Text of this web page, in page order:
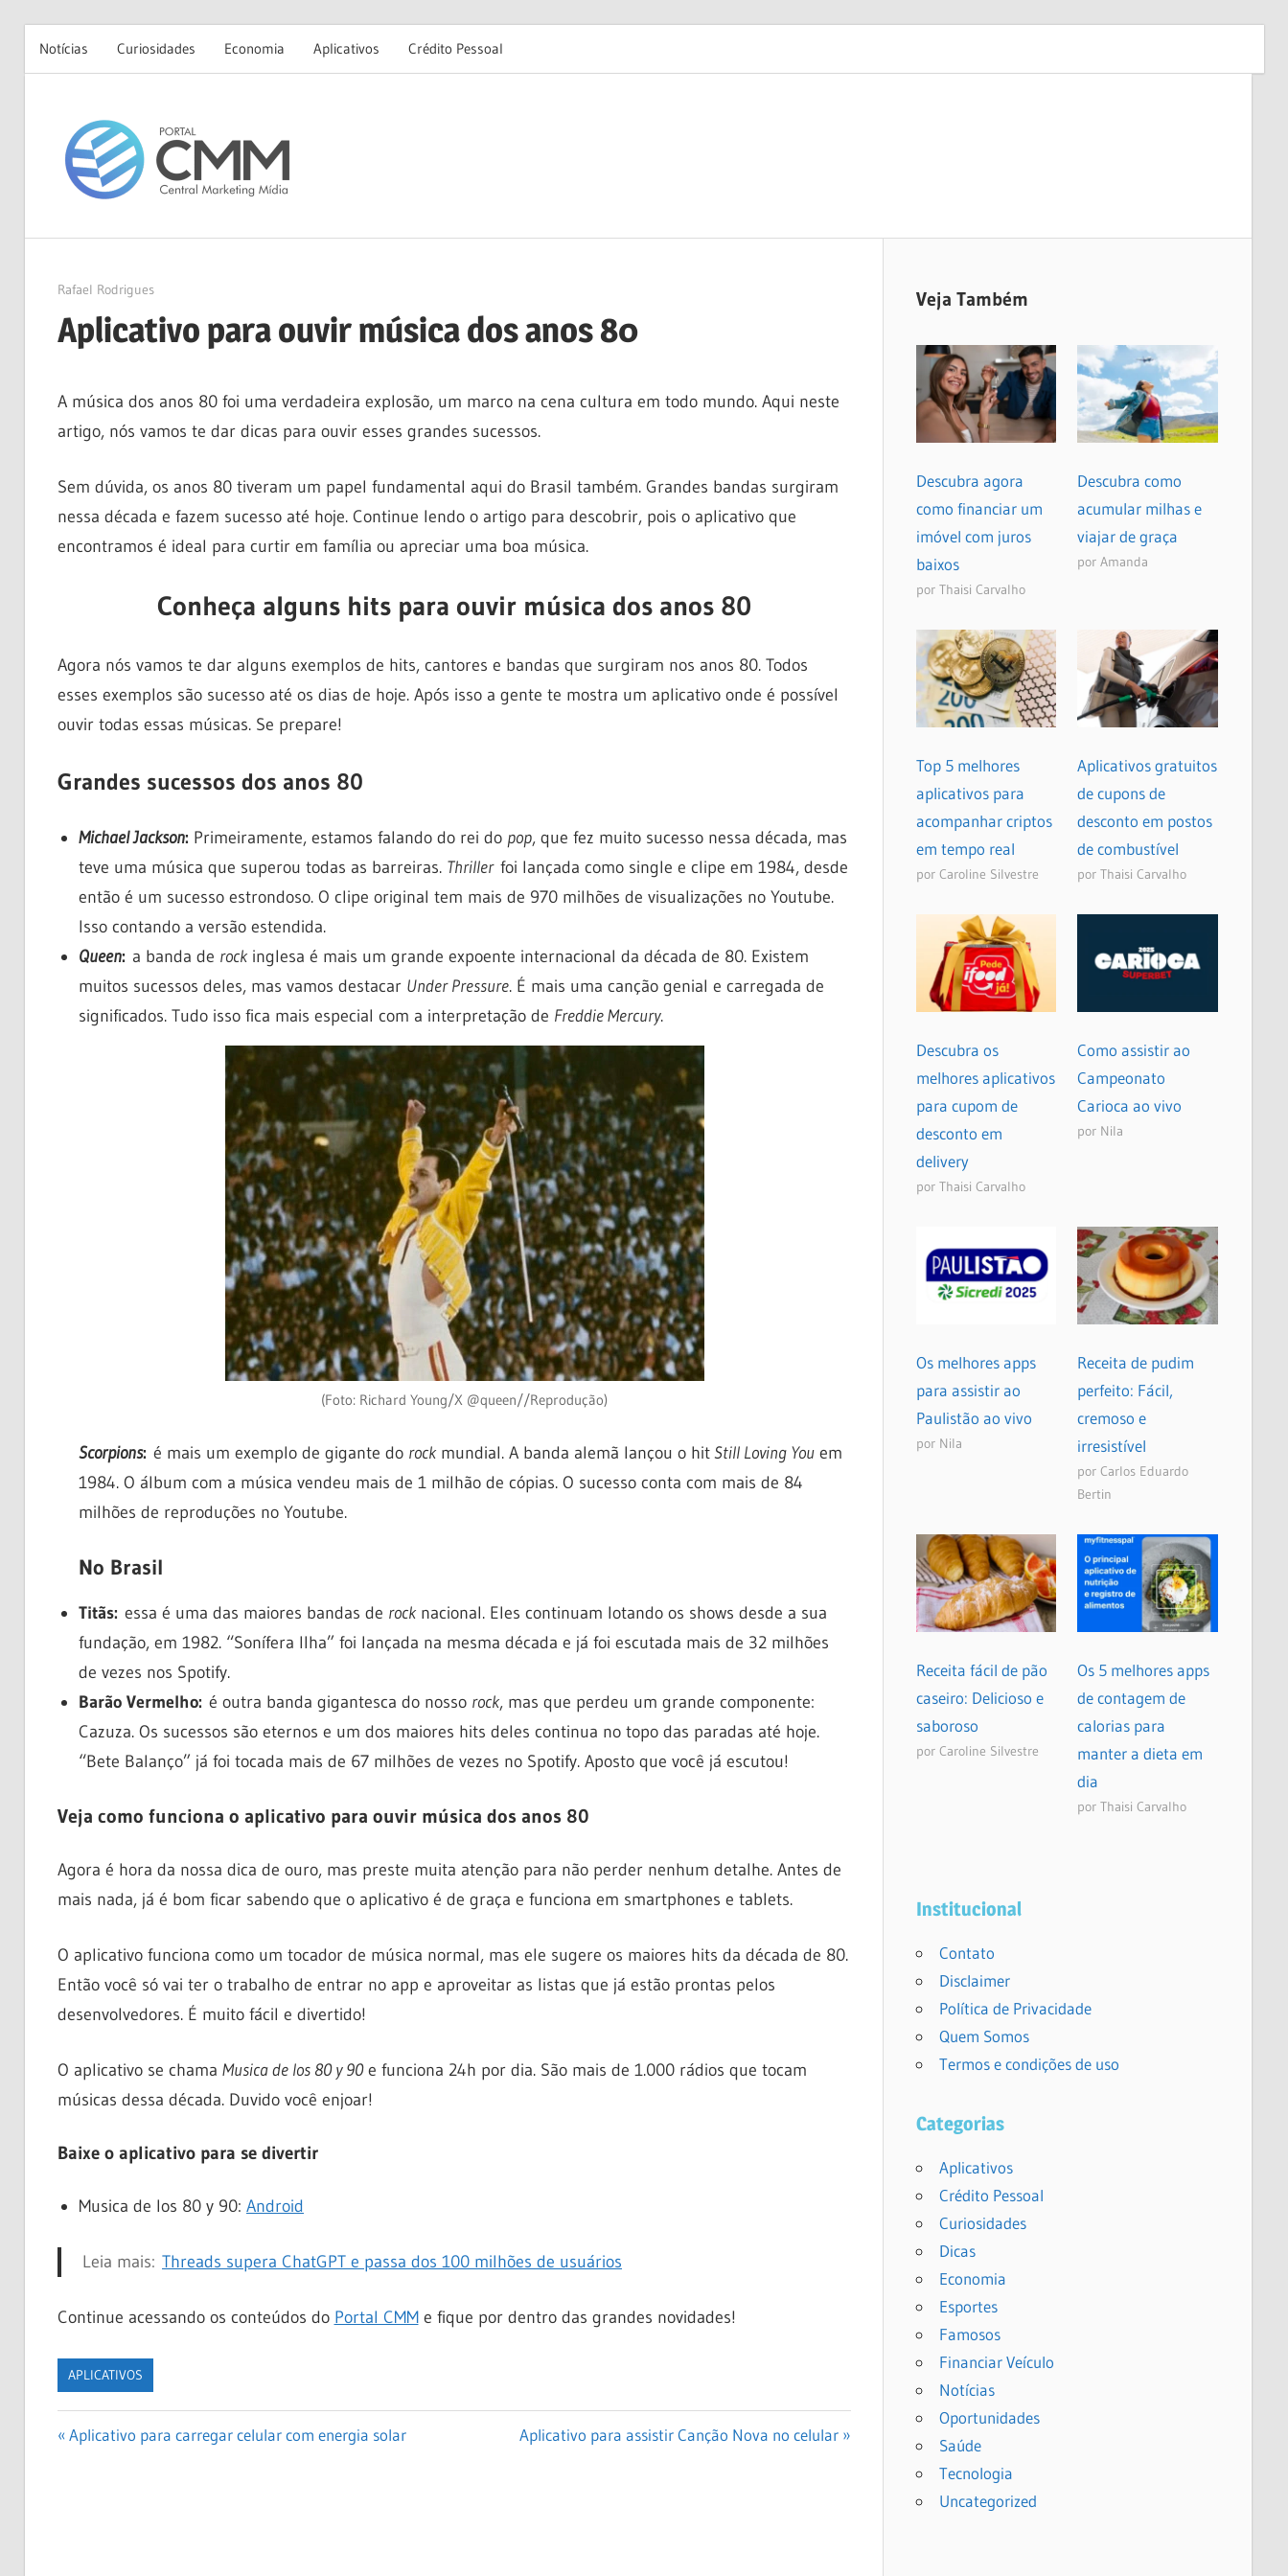
Notícias Curiosidades Economia Aplicativos Crédito Pessoal
content
03/04/2024
Rafael Rodrigues
Aplicativo para ouvir música dos anos 80
A música dos anos 80 foi uma verdadeira explosão, um marco na cena cultura em todo mundo. Aqui neste
artigo, nós vamos te dar dicas para ouvir esses grandes sucessos.
Sem dúvida, os anos 80 tiveram um papel fundamental aqui do Brasil também. Grandes bandas surgiram
nessa década e fazem sucesso até hoje. Continue lendo o artigo para descobrir, pois o aplicativo que
encontramos é ideal para curtir em família ou apreciar uma boa música.
Conheça alguns hits para ouvir música dos anos 80
Agora nós vamos te dar alguns exemplos de hits, cantores e bandas que surgiram nos anos 80. Todos
esses exemplos são sucesso até os dias de hoje. Após isso a gente te mostra um aplicativo onde é possível
ouvir todas essas músicas. Se prepare!
Grandes sucessos dos anos 80
Michael Jackson: Primeiramente, estamos falando do rei do pop, que fez muito sucesso nessa década, mas
teve uma música que superou todas as barreiras. Thrillerfoi lançada como single e clipe em 1984, desde
então é um sucesso estrondoso. O clipe original tem mais de 970 milhões de visualizações no Youtube.
Isso contando a versão estendida.
Queen: a banda de rockinglesa é mais um grande expoente internacional da década de 80. Existem
muitos sucessos deles, mas vamos destacar Under Pressure. É mais uma canção genial e carregada de
significados. Tudo isso fica mais especial com a interpretação de Freddie Mercury.
(Foto: Richard Young/X @queen//Reprodução)
Scorpions: é mais um exemplo de gigante do rockmundial. A banda alemã lançou o hitStill Loving You em
1984. O álbum com a música vendeu mais de 1 milhão de cópias. O sucesso conta com mais de 84
milhões de reproduções no Youtube.
No Brasil
Titãs: essa é uma das maiores bandas de rocknacional. Eles continuam lotando os shows desde a sua
fundação, em 1982. “Sonífera Ilha” foi lançada na mesma década e já foi escutada mais de 32 milhões
de vezes nos Spotify.
Barão Vermelho: é outra banda gigantesca do nosso rock, mas que perdeu um grande componente:
Cazuza. Os sucessos são eternos e um dos maiores hits deles continua no topo das paradas até hoje.
“Bete Balanço” já foi tocada mais de 67 milhões de vezes no Spotify. Aposto que você já escutou!
Veja como funciona o aplicativo para ouvir música dos anos 80
Agora é hora da nossa dica de ouro, mas preste muita atenção para não perder nenhum detalhe. Antes de
mais nada, já é bom ficar sabendo que o aplicativo é de graça e funciona em smartphones e tablets.
O aplicativo funciona como um tocador de música normal, mas ele sugere os maiores hits da década de 80.
Então você só vai ter o trabalho de entrar no app e aproveitar as listas que já estão prontas pelos
desenvolvedores. É muito fácil e divertido!
O aplicativo se chama Musica de los 80 y 90e funciona 24h por dia. São mais de 1.000 rádios que tocam
músicas dessa década. Duvido você enjoar!
Baixe o aplicativo para se divertir
Musica de los 80 y 90: Android
Leia mais: Threads supera ChatGPT e passa dos 100 milhões de usuários
Continue acessando os conteúdos do Portal CMMe fique por dentro das grandes novidades!
APLICATIVOS
Navegação
Previous
Aplicativo para carregar celular com energia solar
Next
Aplicativo para assistir Canção Nova no celular
Veja Também
Descubra agora
como financiar um
imóvel com juros
baixos
por Thaisi Carvalho
Descubra como
acumular milhas e
viajar de graça
por Amanda
Top 5 melhores
aplicativos para
acompanhar criptos
em tempo real
por Caroline Silvestre
Aplicativos gratuitos
de cupons de
desconto em postos
de combustível
por Thaisi Carvalho
Descubra os
melhores aplicativos
para cupom de
desconto em
delivery
por Thaisi Carvalho
Como assistir ao
Campeonato
Carioca ao vivo
por Nila
Os melhores apps
para assistir ao
Paulistão ao vivo
por Nila
Receita de pudim
perfeito: Fácil,
cremoso e
irresistível
por Carlos Eduardo
Bertin
Receita fácil de pão
caseiro: Delicioso e
saboroso
por Caroline Silvestre
Os 5 melhores apps
de contagem de
calorias para
manter a dieta em
dia
por Thaisi Carvalho
Institucional
Contato
Disclaimer
Política de Privacidade
Quem Somos
Termos e condições de uso
Categorias
Aplicativos
Crédito Pessoal
Curiosidades
Dicas
Economia
Esportes
Famosos
Financiar Veículo
Notícias
Oportunidades
Saúde
Tecnologia
Uncategorized